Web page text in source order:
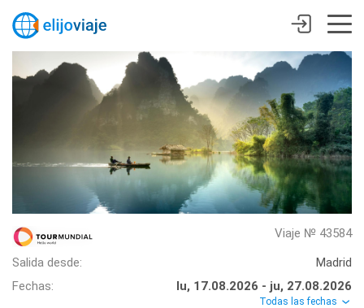
Viaje № 43584
Salida desde:
Madrid
Fechas:
lu, 17.08.2026 - ju, 27.08.2026
Todas las fechas